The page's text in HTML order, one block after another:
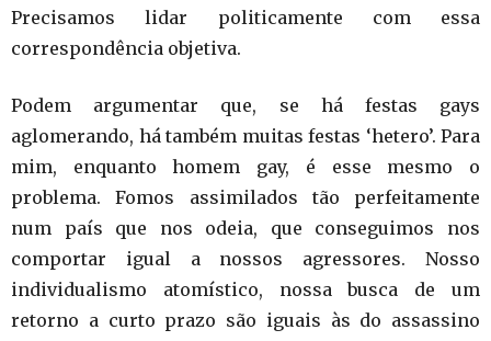
Precisamos lidar politicamente com essa
correspondência objetiva.
Podem argumentar que, se há festas gays
aglomerando, há também muitas festas ‘hetero’. Para
mim, enquanto homem gay, é esse mesmo o
problema. Fomos assimilados tão perfeitamente
num país que nos odeia, que conseguimos nos
comportar igual a nossos agressores. Nosso
individualismo atomístico, nossa busca de um
retorno a curto prazo são iguais às do assassino